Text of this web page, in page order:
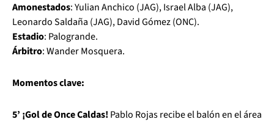
Amonestados: Yulian Anchico (JAG), Israel Alba (JAG),
Leonardo Saldaña (JAG), David Gómez (ONC).
Estadio: Palogrande.
Árbitro: Wander Mosquera.
Momentos clave:
5’ ¡Gol de Once Caldas! Pablo Rojas recibe el balón en el área